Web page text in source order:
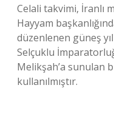
Celali takvimi, İranlı
Hayyam
düzenlenen güneş
Selçuklu
Melikşah’a sunulan
kullanılmıştır.